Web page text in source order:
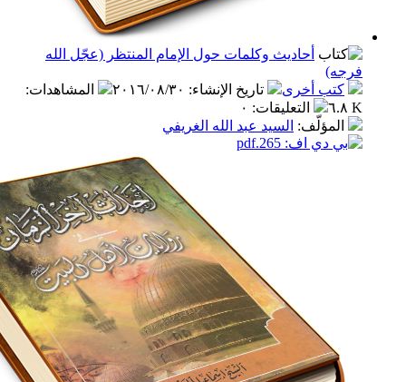
أحاديث وكلمات حول الإمام المنتظر (عجّل الله
أخرى
تاريخ الإنشاء :٢٠١٦/٠٨/٣٠ المشاهدات:
التعليقات:٠
السيد عبد الله الغريفي